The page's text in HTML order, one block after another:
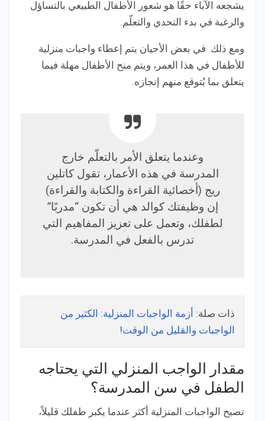
يشجعه الآباء حقًا هو شعور الأطفال الطبيعي بالتساؤل
والرغبة في بدء التحدي والتعلّم.
ومع ذلك في بعض الأحيان يتم إعطاء واجبات منزلية
للأطفال في هذا العمر، ويتم منح الأطفال مهلة فيما
يتعلق بما يُتوقع منهم إنجازه.
وعندما يتعلق الأمر بالتعلّم خارج
المدرسة في هذه الأعمار، تقول كاتلين
ريج (أخصائية القراءة والكتابة والقراءة)
إن وظيفتك كوالد هي أن تكون “مدربًا”
لطفلك، وتعمل على تعزيز المفاهيم التي
تدرس بالفعل في المدرسة.
ذات صلة: أزمة الواجبات المنزلية: الكثير من
الواجبات والقليل من الوقت!
مقدار الواجب المنزلي التي يحتاجه
الطفل في سن المدرسة؟
تصبح الواجبات المنزلية أكثر عندما يكبر طفلك قليلاً،